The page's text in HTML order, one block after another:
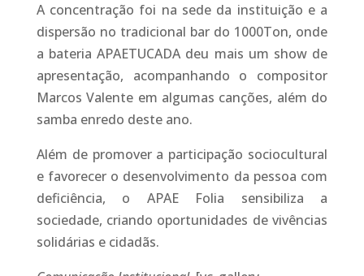
A concentração foi na sede da instituição e a
dispersão no tradicional bar do 1000Ton, onde
a bateria APAETUCADA deu mais um show de
apresentação, acompanhando o compositor
Marcos Valente em algumas canções, além do
samba enredo deste ano.
Além de promover a participação sociocultural
e favorecer o desenvolvimento da pessoa com
deficiência, o APAE Folia sensibiliza a
sociedade, criando oportunidades de vivências
solidárias e cidadãs.